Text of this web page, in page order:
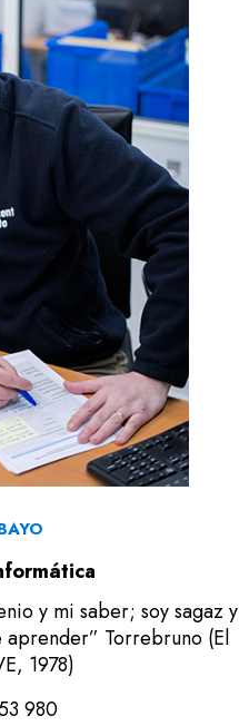
y mi saber; soy sagaz y
aprender” Torrebruno (El
1978)
980